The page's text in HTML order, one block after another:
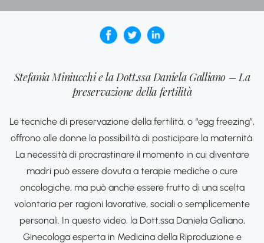
Stefania Miniucchi e la Dott.ssa Daniela Galliano – La
preservazione della fertilità
Le tecniche di preservazione della fertilità, o “egg freezing”,
offrono alle donne la possibilità di posticipare la maternità.
La necessità di procrastinare il momento in cui diventare
madri può essere dovuta a terapie mediche o cure
oncologiche, ma può anche essere frutto di una scelta
volontaria per ragioni lavorative, sociali o semplicemente
personali. In questo video, la Dott.ssa Daniela Galliano,
Ginecologa esperta in Medicina della Riproduzione e